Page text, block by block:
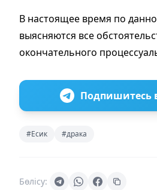
В настоящее время по
выясняются все
окончательного
Подпишитесь
#Есик #драка
Бөлісу: